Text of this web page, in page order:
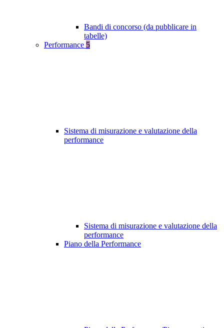
Bandi di concorso (da pubblicare in
tabelle)
Performance 5
Sistema di misurazione e valutazione della
performance
Sistema di misurazione e valutazione della
performance
Piano della Performance